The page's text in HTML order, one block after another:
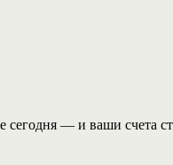
— и ваши счета